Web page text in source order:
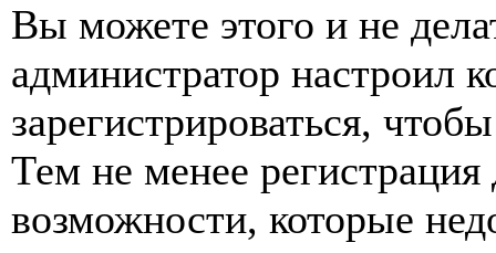
Вы можете этого и не
администратор
зарегистрироваться,
Тем не менее
возможности, которые